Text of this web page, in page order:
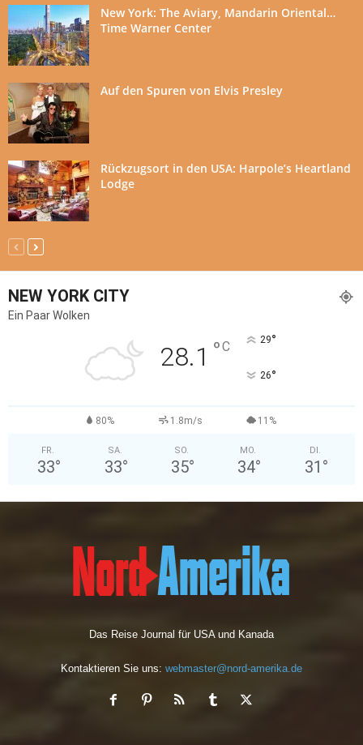
New York: The Aviary, Mandarin Oriental…
Time Warner Center
Auf den Spuren von Elvis Presley
Rückzugsort in den USA: Harpole’s Heartland
Lodge
NEW YORK CITY
Ein Paar Wolken
28.1 °C 29°
26°
80% 1.8m/s 11%
FR.
33°
SA.
33°
SO.
35°
MO.
34°
DI.
31 °
Das Reise Journal für USA und Kanada
Kontaktieren Sie uns: webmaster@nord-amerika.de